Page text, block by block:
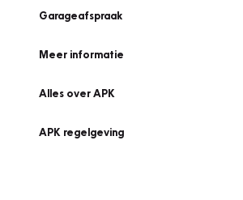
Garageafspraak
Meer informatie
Alles over APK
APK regelgeving